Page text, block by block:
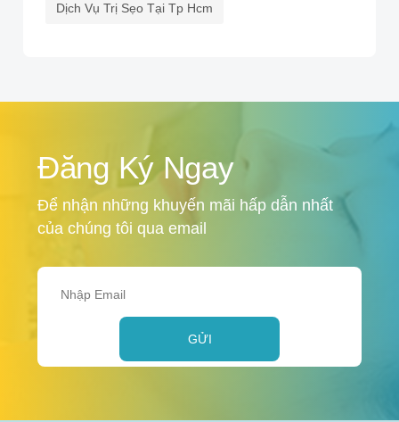
Dịch Vụ Trị Sẹo Tại Tp Hcm
Đăng Ký Ngay
Để nhận những khuyến mãi hấp dẫn nhất
của chúng tôi qua email
GỬI